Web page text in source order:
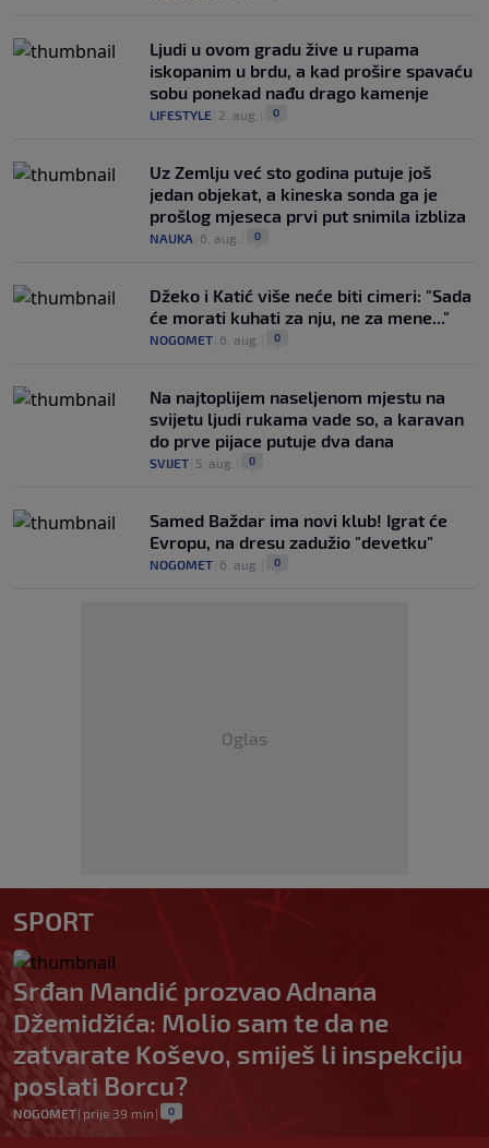
Ljudi u ovom gradu žive u rupama
iskopanim u brdu, a kad prošire spavaću
sobu ponekad nađu drago kamenje
LIFESTYLE 2. aug. 0
Uz Zemlju već sto godina putuje još
jedan objekat, a kineska sonda ga je
prošlog mjeseca prvi put snimila izbliza
NAUKA 6. aug. 0
Džeko i Katić više neće biti cimeri: "Sada
će morati kuhati za nju, ne za mene..."
NOGOMET 6. aug. 0
Na najtoplijem naseljenom mjestu na
svijetu ljudi rukama vade so, a karavan
do prve pijace putuje dva dana
SVIJET 5. aug. 0
Samed Baždar ima novi klub! Igrat će
Evropu, na dresu zadužio "devetku"
NOGOMET 6. aug. 0
Oglas
SPORT
Srđan Mandić prozvao Adnana
Džemidžića: Molio sam te da ne
zatvarate Koševo, smiješ li inspekciju
poslati Borcu?
NOGOMET| prije 39 min | 0